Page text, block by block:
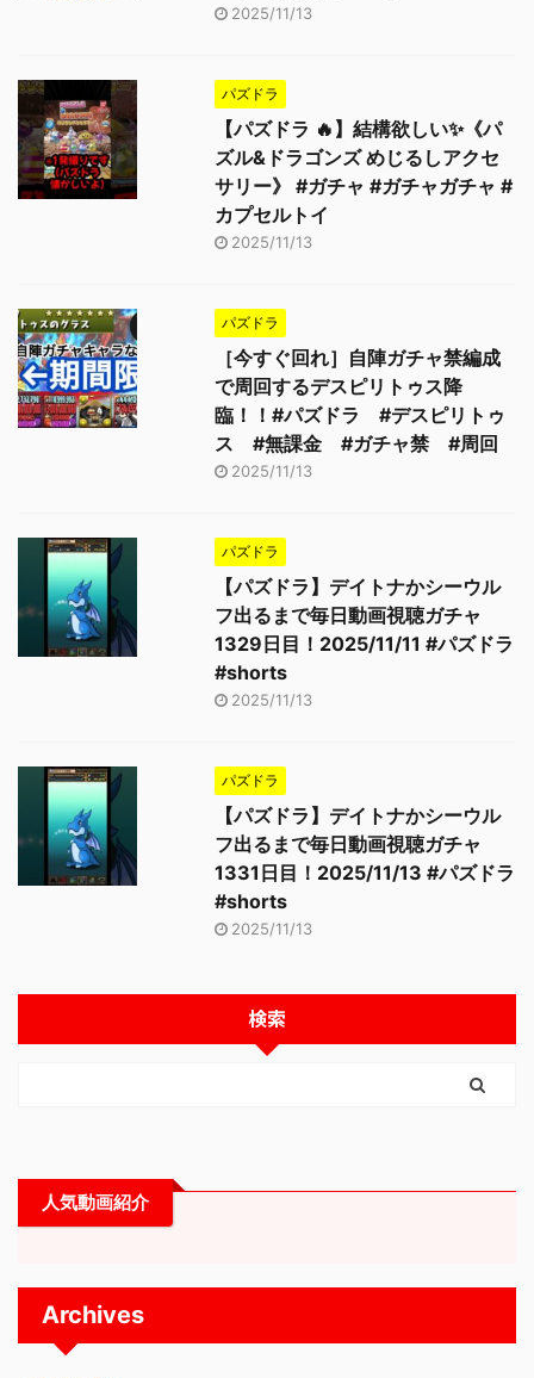
2025/11/13
パズドラ
【パズドラ 🔥】結構欲しい✨《パ
ズル&ドラゴンズ めじるしアクセ
サリー》 #ガチャ #ガチャガチャ #
カプセルトイ
2025/11/13
パズドラ
［今すぐ回れ］自陣ガチャ禁編成
で周回するデスピリトゥス降
臨！！#パズドラ #デスピリトゥ
ス #無課金 #ガチャ禁 #周回
2025/11/13
パズドラ
【パズドラ】デイトナかシーウル
フ出るまで毎日動画視聴ガチャ
1329日目！2025/11/11 #パズドラ
#shorts
2025/11/13
パズドラ
【パズドラ】デイトナかシーウル
フ出るまで毎日動画視聴ガチャ
1331日目！2025/11/13 #パズドラ
#shorts
2025/11/13
検索
人気動画紹介
Archives